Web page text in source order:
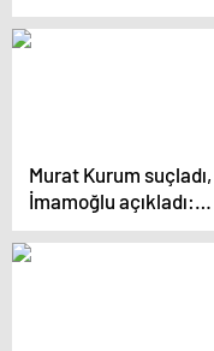
Murat Kurum suçladı,
İmamoğlu açıkladı:
‘İstanbul’dan o kadar
bihaber ki…’